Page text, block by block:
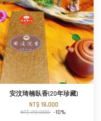
安汶琦楠臥香(20年珍藏)
NT$ 18,000
NT$ 20,000 -10%